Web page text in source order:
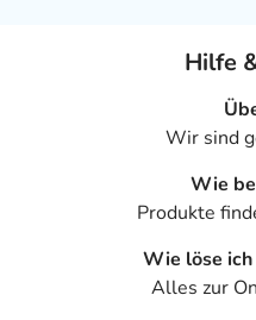
Hilfe
Wir sind
Wie
Produkte
Wie löse ich
Alles zur